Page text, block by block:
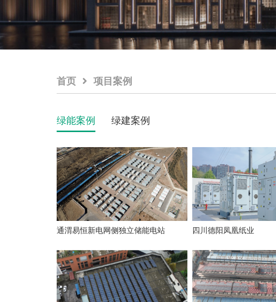
首页 项目案例
绿能案例 绿建案例
通渭易恒新电网侧独立储能电站 四川德阳凤凰纸业